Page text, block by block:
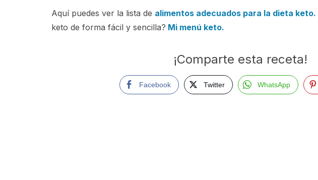
Aquí puedes ver la lista de alimentos adecuados para la dieta keto.
keto de forma fácil y sencilla? Mi menú keto.
¡Comparte esta receta!
Facebook Twitter WhatsApp